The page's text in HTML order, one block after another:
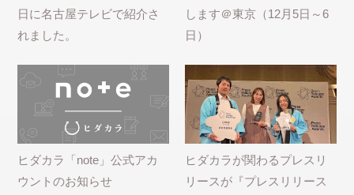
日に名古屋テレビで紹介さ
れました。
します＠東京（12月5日～6
日）
ヒダカラ「note」公式アカ
ウントのお知らせ
ヒダカラが関わるプレスリ
リースが『プレスリリース